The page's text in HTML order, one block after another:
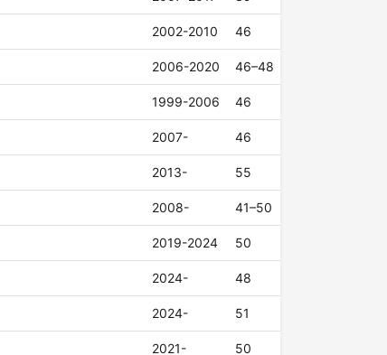
2002-2010 46
2006-2020 46–48
1999-2006 46
2007- 46
2013- 55
2008- 41–50
2019-2024 50
2024- 48
2024- 51
2021- 50